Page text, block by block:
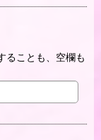
ることも、空欄も